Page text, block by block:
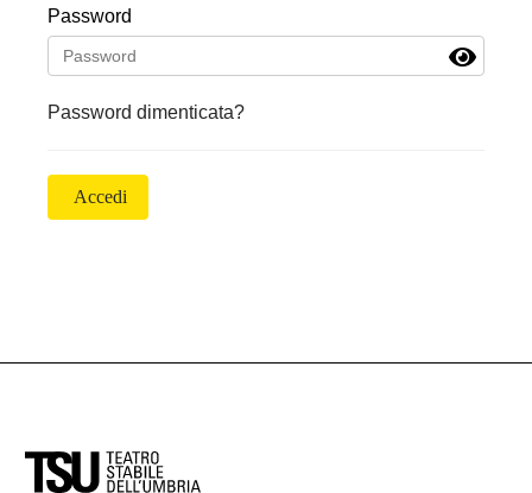
Password
Password dimenticata?
Accedi